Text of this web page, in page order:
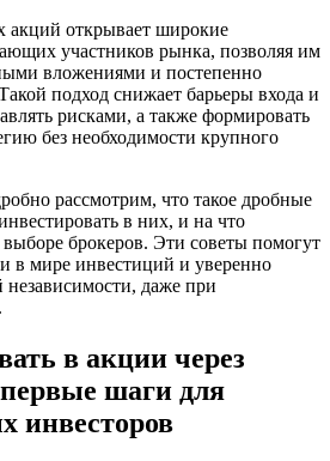
акций открывает широкие
участников рынка, позволяя им
вложениями и постепенно
подход снижает барьеры входа и
рисками, а также формировать
без необходимости крупного
рассмотрим, что такое дробные
в них, и на что
брокеров. Эти советы помогут
в мире инвестиций и уверенно
независимости, даже при
в акции через
шаги для
инвесторов